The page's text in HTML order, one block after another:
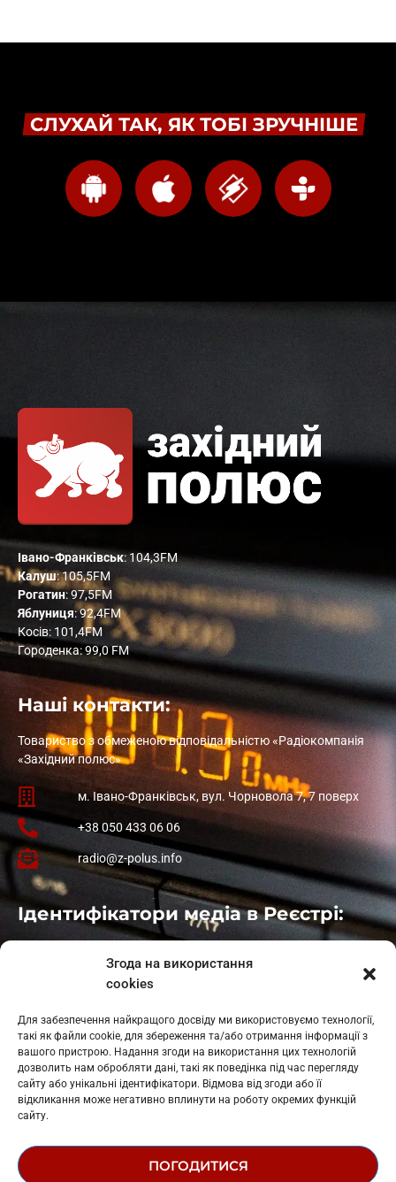
Згода на використання
cookies
Для забезпечення найкращого досвіду ми використовуємо технології,
такі як файли cookie, для збереження та/або отримання інформації з
вашого пристрою. Надання згоди на використання цих технологій
дозволить нам обробляти дані, такі як поведінка під час перегляду
сайту або унікальні ідентифікатори. Відмова від згоди або її
відкликання може негативно вплинути на роботу окремих функцій
сайту.
ПОГОДИТИСЯ
СЛУХАЙ ТАК, ЯК ТОБІ ЗРУЧНІШЕ
Івано-Франківськ: 104,3FM
Калуш: 105,5FM
Рогатин: 97,5FM
Яблуниця: 92,4FM
Косів: 101,4FM
Городенка: 99,0 FM
Наші контакти:
Товариство з обмеженою відповідальністю «Радіокомпанія
«Західний полюс»
м. Івано-Франківськ, вул. Чорновола 7, 7 поверх
+38 050 433 06 06
radio@z-polus.info
Ідентифікатори медіа в Реєстрі:
: L11-01410
: L11-01801
Косів: L11-01805
Гарасимів: L11-02274